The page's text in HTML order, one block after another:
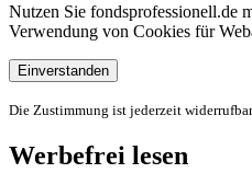
Nutzen Sie fondsprofessionell.de
Verwendung von Cookies für
Einverstanden
Die Zustimmung ist jederzeit
Werbefrei lesen